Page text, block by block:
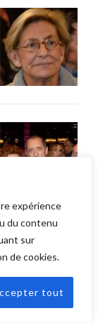
expérience
du contenu
sur
de cookies.
tout